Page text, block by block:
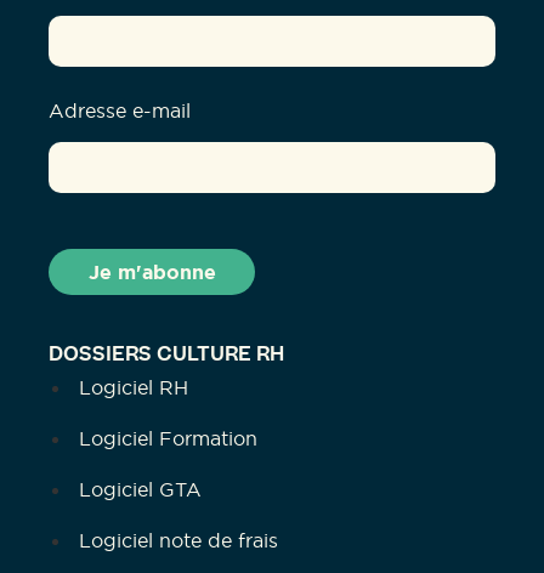
DOSSIERS CULTURE RH
Logiciel RH
Logiciel Formation
Logiciel GTA
Logiciel note de frais
Adresse e-mail